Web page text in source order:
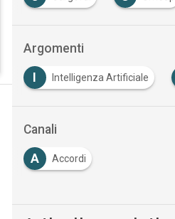
Argomenti
Intelligenza Artificiale
Canali
A Accordi